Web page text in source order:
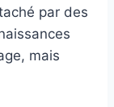
par des
mais